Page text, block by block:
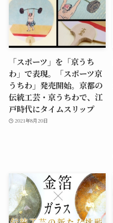
「スポーツ」を「京うち
わ」で表現。「スポーツ京
うちわ」発売開始。京都の
伝統工芸・京うちわで、江
戸時代にタイムスリップ
2021年8月20日